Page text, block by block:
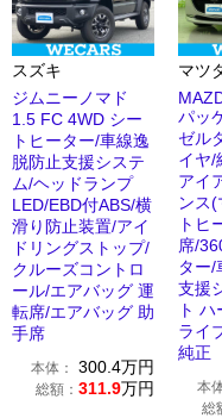
スズキ
ジムニーノマド
1.5 FC 4WD シー
トヒーター/車線逸
脱防止支援システ
ム/ヘッドランプ
LED/EBD付ABS/横
滑り防止装置/アイ
ドリングストップ/
クルーズコントロ
ール/エアバッグ 運
転席/エアバッグ 助
手席
本体： 300.4万円
総額： 311.9万円
マツ
パッ
ゼル
イヤ/
アイ
ンス
トヒ
席/
ター/
支援
ト
ライ
純正
本
総